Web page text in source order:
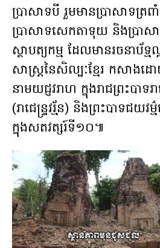
ប្រាសាទបី រួមមានប្រាសាទត្រព
ប្រាសាទសេកតាទុយ និងប្រាស
ស្ថាបត្យកម្ម ដែលមានរចនាប័ទ្មល្
សាស្រ្តនៃសិល្បៈខ្មែរ កសាងដោ
នាមយជ្ញវរាហ ក្នុងរាជព្រះបាទរា
(រាជេន្រ្ទវរ្ម័ន) និងព្រះបាទជយវ
ក្នុងសតវត្សរ៍ទី១០៕